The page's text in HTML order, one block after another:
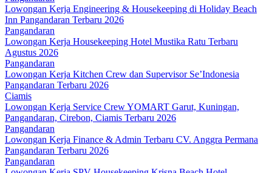
Lowongan Kerja Engineering & Housekeeping di Holiday Beach
Inn Pangandaran Terbaru 2026
Pangandaran
Lowongan Kerja Housekeeping Hotel Mustika Ratu Terbaru
Agustus 2026
Pangandaran
Lowongan Kerja Kitchen Crew dan Supervisor Se’Indonesia
Pangandaran Terbaru 2026
Ciamis
Lowongan Kerja Service Crew YOMART Garut, Kuningan,
Pangandaran, Cirebon, Ciamis Terbaru 2026
Pangandaran
Lowongan Kerja Finance & Admin Terbaru CV. Anggra Permana
Pangandaran Terbaru 2026
Pangandaran